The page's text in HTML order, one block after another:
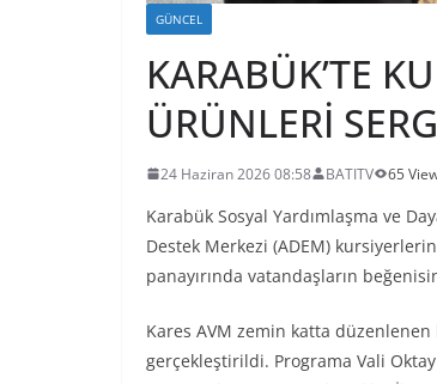
GÜNCEL
KARABÜK’TE
ÜRÜNLERİ
24 Haziran 2026 08:58 BATITV 65
Karabük Sosyal Yardımlaşma ve
Destek Merkezi (ADEM)
panayırında vatandaşların
Kares AVM zemin katta düzenlenen
gerçekleştirildi. Programa Vali Oktay